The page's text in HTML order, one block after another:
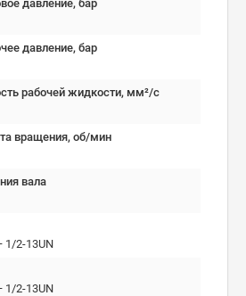
давление, бар
давление, бар
рабочей жидкости, мм²/c
вращения, об/мин
вала
1/2-13UN
1/2-13UN